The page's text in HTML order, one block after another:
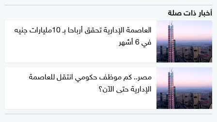
أخبار ذات صلة
العاصمة الإدارية تحقق أرباحا بـ 10مليارات جنيه
في 6 أشهر
مصر.. كم موظف حكومي انتقل للعاصمة
الإدارية حتى الآن؟